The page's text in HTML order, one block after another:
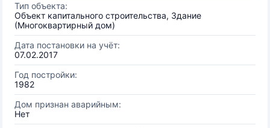
Тип объекта:
Объект капитального строительства, Здание
(Многоквартирный дом)
Дата постановки на учёт:
07.02.2017
Год постройки:
1982
Дом признан аварийным:
Нет